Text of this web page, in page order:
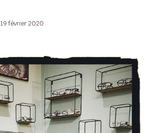
19 février 2020